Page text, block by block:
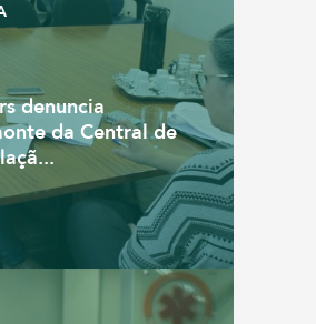
denuncia
da Central de